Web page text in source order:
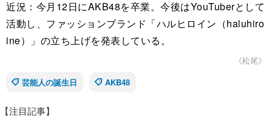
近況：今月12日にAKB48を卒業。今後はYouTuberとして
活動し、ファッションブランド「ハルヒロイン（haluhiro
ine）」の立ち上げを発表している。
《松尾》
芸能人の誕生日
AKB48
【注目記事】